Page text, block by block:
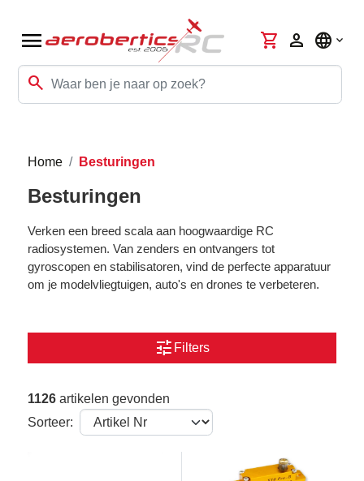
menu
search
shopping_cart person language
Home Besturingen
Besturingen
Verken een breed scala aan hoogwaardige RC
radiosystemen. Van zenders en ontvangers tot
gyroscopen en stabilisatoren, vind de perfecte apparatuur
om je modelvliegtuigen, auto's en drones te verbeteren.
tune Filters
1126 artikelen gevonden
Sorteer: